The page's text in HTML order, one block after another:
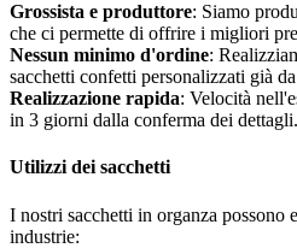
Grossista e produttore: Siamo
che ci permette di offrire i migliori
Nessun minimo d'ordine:
sacchetti confetti personalizzati già
Realizzazione rapida: Velocità
in 3 giorni dalla conferma dei dettagli.
Utilizzi dei sacchetti
I nostri sacchetti in organza possono
industrie: